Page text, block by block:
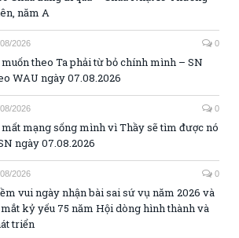
năm A
2026 0
theo Ta phải từ bỏ chính mình – SN
WAU ngày 07.08.2026
2026 0
mạng sống mình vì Thầy sẽ tìm được nó
ngày 07.08.2026
2026 0
vui ngày nhận bài sai sứ vụ năm 2026 và
kỷ yếu 75 năm Hội dòng hình thành và
triển